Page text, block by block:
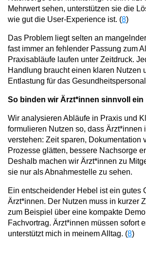
Mehrwert sehen, unterstützen sie die
wie gut die User-Experience ist. (8)
Das Problem liegt selten an
fast immer an fehlender Passung zum
Praxisabläufe laufen unter Zeitdruck.
Handlung braucht einen klaren Nutzen
Entlastung für das
So binden wir Ärzt*innen sinnvoll ein
Wir analysieren Abläufe in Praxis und
formulieren Nutzen so, dass Ärzt*innen
verstehen: Zeit sparen, Dokumentation
Prozesse glätten, bessere Nachsorge
Deshalb machen wir Ärzt*innen zu
sie nur als Abnahmestelle zu sehen.
Ein entscheidender Hebel ist ein gutes
Ärzt*innen. Der Nutzen muss in kurzer
zum Beispiel über eine kompakte
Fachvortrag. Ärzt*innen müssen sofort
unterstützt mich in meinem Alltag. (8)